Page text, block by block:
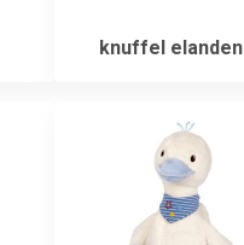
knuffel elanden